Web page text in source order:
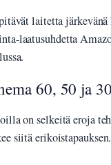
laitetta
laatusuhdetta
60, 50 ja
on selkeitä eroja
siitä erikoistapauksen.